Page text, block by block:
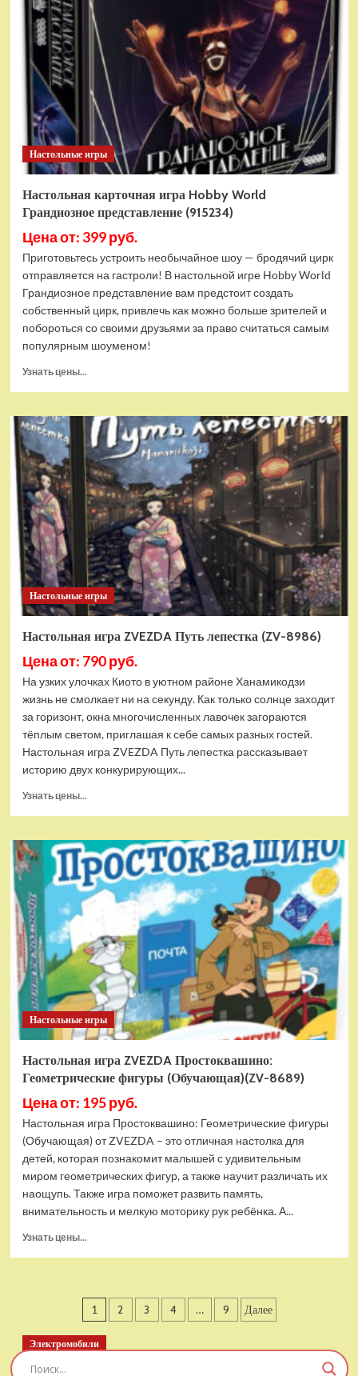
игра
Hobby
World
Особняки
безумия.
Вторая
редакция
(915162)
Настольные игры
Настольная карточная игра Hobby World
Грандиозное представление (915234)
Цена от: 399 руб.
Приготовьтесь устроить необычайное шоу — бродячий цирк
отправляется на гастроли! В настольной игре Hobby World
Грандиозное представление вам предстоит создать
собственный цирк, привлечь как можно больше зрителей и
побороться со своими друзьями за право считаться самым
популярным шоуменом!
Узнать цены...
Настольная
карточная
игра
Hobby
World
Грандиозное
представление
(915234)
Настольные игры
Настольная игра ZVEZDA Путь лепестка (ZV-8986)
Цена от: 790 руб.
На узких улочках Киото в уютном районе Ханамикодзи
жизнь не смолкает ни на секунду. Как только солнце заходит
за горизонт, окна многочисленных лавочек загораются
тёплым светом, приглашая к себе самых разных гостей.
Настольная игра ZVEZDA Путь лепестка рассказывает
историю двух конкурирующих...
Узнать цены...
Настольная
игра
ZVEZDA
Путь
лепестка
Настольные игры
Настольная игра ZVEZDA Простоквашино:
Геометрические фигуры (Обучающая)(ZV-8689)
Цена от: 195 руб.
Настольная игра Простоквашино: Геометрические фигуры
(Обучающая) от ZVEZDA – это отличная настолка для
детей, которая познакомит малышей с удивительным
миром геометрических фигур, а также научит различать их
наощупь. Также игра поможет развить память,
внимательность и мелкую моторику рук ребёнка. А...
Узнать цены...
игра
ZVEZDA
Геометрические
Пагинация
записей
1 2 3 4 … 9 Далее
Электромобили
Детский электромобиль RiverToys T777TT 4WD